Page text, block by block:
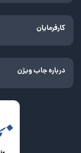
کارفرمایان
درباره جاب ویژن